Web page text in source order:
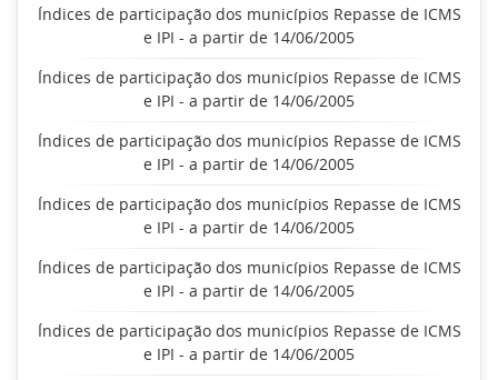
Índices de participação dos municípios Repasse de ICMS
e IPI - a partir de 14/06/2005
Índices de participação dos municípios Repasse de ICMS
e IPI - a partir de 14/06/2005
Índices de participação dos municípios Repasse de ICMS
e IPI - a partir de 14/06/2005
Índices de participação dos municípios Repasse de ICMS
e IPI - a partir de 14/06/2005
Índices de participação dos municípios Repasse de ICMS
e IPI - a partir de 14/06/2005
Índices de participação dos municípios Repasse de ICMS
e IPI - a partir de 14/06/2005